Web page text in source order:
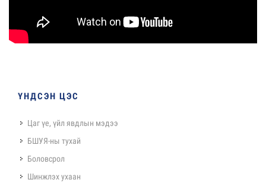
ҮНДСЭН ЦЭС
Цаг үе, үйл явдлын мэдээ
БШУЯ-ны тухай
Боловсрол
Шинжлэх ухаан